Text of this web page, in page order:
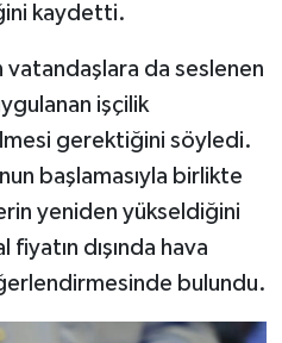
kaydetti.
vatandaşlara da seslenen
işçilik
gerektiğini söyledi.
başlamasıyla birlikte
yeniden yükseldiğini
dışında hava
bulundu.